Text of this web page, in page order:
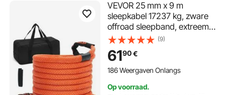
VEVOR 25 mm x 9 m
sleepkabel 17237 kg, zware
offroad sleepband, extreem
duurzame bergingsband met
30% elasticiteitsenergie voor
Jeep, auto, vrachtwagen,
ATV, UTV, SUV, tractor
(9)
6190€
186 Weergaven Onlangs
Op voorraad.